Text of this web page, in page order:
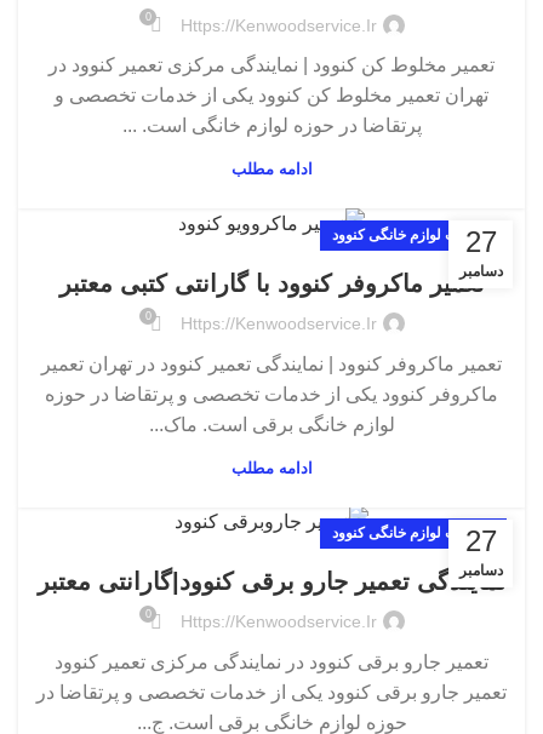
Https://kenwoodservice.ir
0
تعمیر مخلوط کن کنوود | نمایندگی مرکزی تعمیر کنوود در
تهران تعمیر مخلوط کن کنوود یکی از خدمات تخصصی و
پرتقاضا در حوزه لوازم خانگی است. ...
ادامه مطلب
27
دسامبر
تعمیرات لوازم خانگی کنوود
تعمیر ماکروفر کنوود با گارانتی کتبی معتبر
Https://kenwoodservice.ir
0
تعمیر ماکروفر کنوود | نمایندگی تعمیر کنوود در تهران تعمیر
ماکروفر کنوود یکی از خدمات تخصصی و پرتقاضا در حوزه
لوازم خانگی برقی است. ماک...
ادامه مطلب
27
دسامبر
تعمیرات لوازم خانگی کنوود
نمایندگی تعمیر جارو برقی کنوود|گارانتی معتبر
Https://kenwoodservice.ir
0
تعمیر جارو برقی کنوود در نمایندگی مرکزی تعمیر کنوود
تعمیر جارو برقی کنوود یکی از خدمات تخصصی و پرتقاضا در
حوزه لوازم خانگی برقی است. ج...